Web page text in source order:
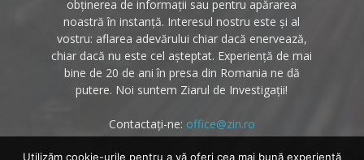
obținerea de informații sau pentru apărarea
noastră în instanță. Interesul nostru este și al
vostru: aflarea adevărului chiar dacă enervează,
chiar dacă nu este cel așteptat. Experiență de mai
bine de 20 de ani în presa din Romania ne dă
putere. Noi suntem Ziarul de Investigații!
Contactați-ne: office@zin.ro
Utilizăm cookie-urile pentru a vă oferi cea mai bună experiență